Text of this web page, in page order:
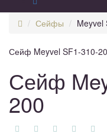
Сейфы Meyvel
Сейф Meyvel SF1-310-
Сейф
200